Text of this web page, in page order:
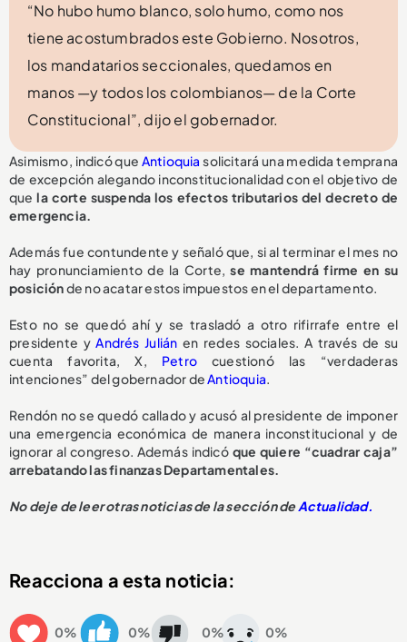
“No hubo humo blanco, solo humo, como nos
tiene acostumbrados este Gobierno. Nosotros,
los mandatarios seccionales, quedamos en
manos —y todos los colombianos— de la Corte
Constitucional”, dijo el gobernador.
Asimismo, indicó que Antioquiasolicitará una medida temprana
de excepción alegando inconstitucionalidad con el objetivo de
que la corte suspenda los efectos tributarios del decreto de
emergencia.
Además fue contundente y señaló que, si al terminar el mes no
hay pronunciamiento de la Corte, se mantendrá firme en su
posiciónde no acatar estos impuestos en el departamento.
Esto no se quedó ahí y se trasladó a otro rifirrafe entre el
presidente yAndrés Julián en redes sociales. A través de su
cuenta favorita, X, Petrocuestionó las “verdaderas
intenciones” del gobernador deAntioquia.
Rendón no se quedó callado y acusó al presidente de imponer
una emergencia económica de manera inconstitucional y de
ignorar al congreso. Además indicó que quiere “cuadrar caja”
arrebatando las finanzas Departamentales.
No deje de leer otras noticias de la sección deActualidad.
Reacciona a esta noticia:
0% 0% 0% 0%